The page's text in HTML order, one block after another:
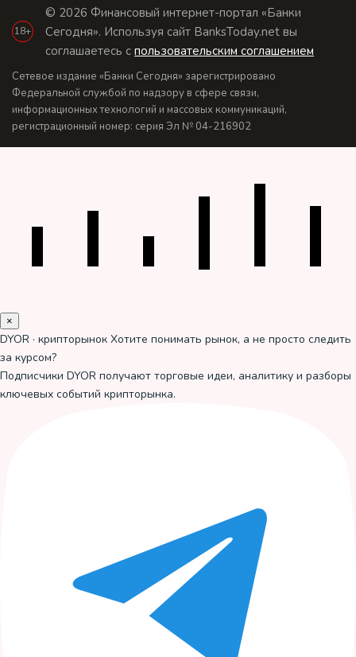
18+
© 2026 Финансовый интернет-портал «Банки
Сегодня». Используя сайт BanksToday.net вы
соглашаетесь с пользовательским соглашением
Сетевое издание «Банки Сегодня» зарегистрировано
Федеральной службой по надзору в сфере связи,
информационных технологий и массовых коммуникаций,
регистрационный номер: серия Эл № 04-216902
×
DYOR · крипторынок Хотите понимать рынок, а не просто следить
за курсом?
Подписчики DYOR получают торговые идеи, аналитику и разборы
ключевых событий крипторынка.